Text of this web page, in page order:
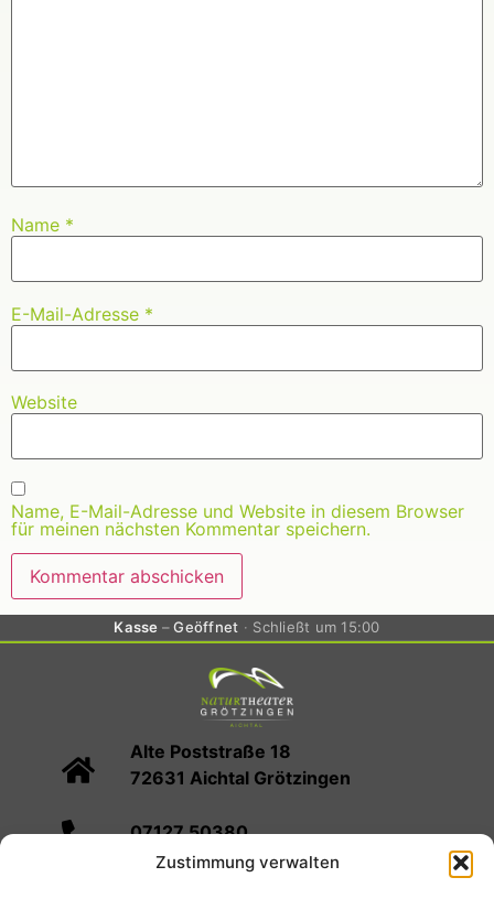
Zustimmung verwalten
Name *
E-Mail-Adresse *
Website
Name, E-Mail-Adresse und Website in diesem Browser
für meinen nächsten Kommentar speichern.
Kasse Geöffnet Schließt um 15:00
Alte Poststraße 18
72631 Aichtal Grötzingen
07127 50380